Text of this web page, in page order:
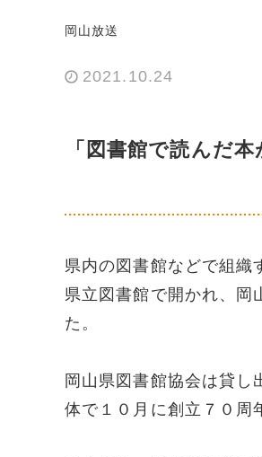
岡山放送
2021.10.24
「図書館で読んだ
県内の図書館などで組織
県立図書館で開かれ、岡
た。
岡山県図書館協会は貸し
体で１０月に創立７０周